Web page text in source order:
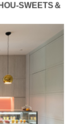
SWEETS＆